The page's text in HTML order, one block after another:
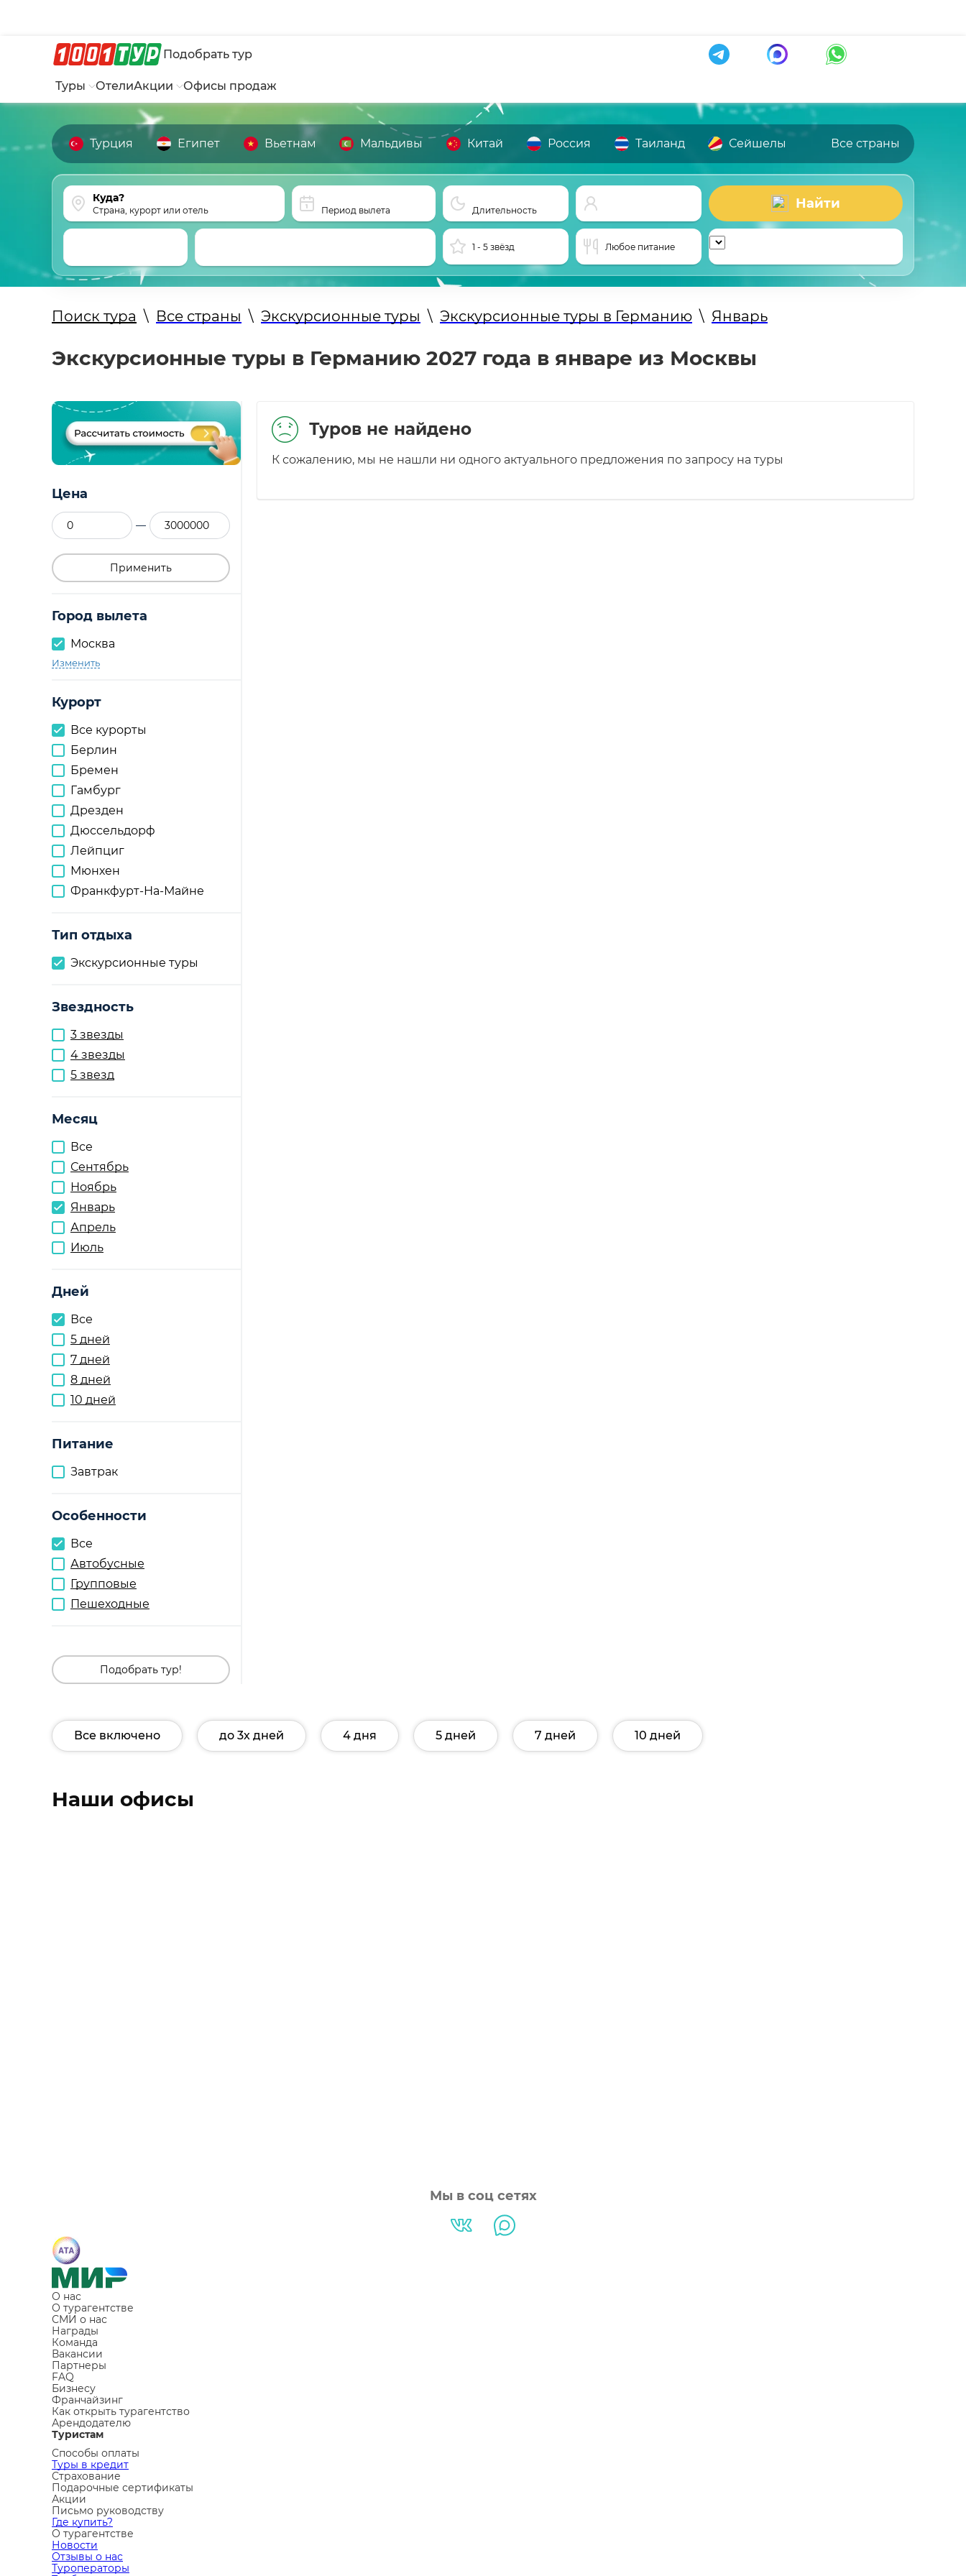
Подобрать тур
Туры ОтелиАкции Офисы продаж
Турция Египет Вьетнам Мальдивы Китай Россия Таиланд Сейшелы Все страны
Страна, курорт или отель Период вылета Длительность Найти
1 - 5 звёзд Любое питание
Поиск тура \ Все страны \ Экскурсионные туры \ Экскурсионные туры в Германию \ Январь
Экскурсионные туры в Германию 2027 года в январе из Москвы
Цена
—
Применить
Город вылета
Москва
Изменить
Курорт
Все курорты
Берлин
Бремен
Гамбург
Дрезден
Дюссельдорф
Лейпциг
Мюнхен
Франкфурт-На-Майне
Тип отдыха
Экскурсионные туры
Звездность
3 звезды
4 звезды
5 звезд
Месяц
Все
Сентябрь
Ноябрь
Январь
Апрель
Июль
Дней
Все
5 дней
7 дней
8 дней
10 дней
Питание
Завтрак
Особенности
Все
Автобусные
Групповые
Пешеходные
Подобрать тур!
Туров не найдено
К сожалению, мы не нашли ни одного актуального предложения по запросу на туры
Все включено до 3х дней 4 дня 5 дней 7 дней 10 дней
Наши офисы
Мы в соц сетях
О нас
О турагентстве
СМИ о нас
Награды
Команда
Вакансии
Партнеры
FAQ
Бизнесу
Франчайзинг
Как открыть турагентство
Арендодателю
Туристам
Способы оплаты
Туры в кредит
Страхование
Подарочные сертификаты
Акции
Письмо руководству
Где купить?
О турагентстве
Новости
Отзывы о нас
Туроператоры